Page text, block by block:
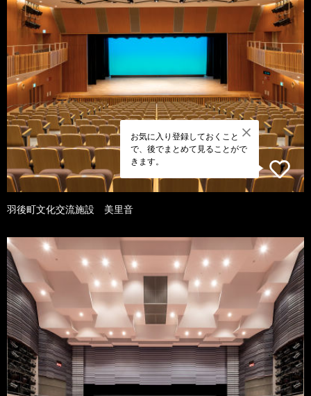
お気に入り登録しておくこと
で、後でまとめて見ることがで
きます。
羽後町文化交流施設 美里音